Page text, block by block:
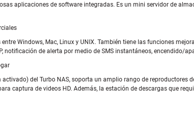
aplicaciones de software integradas. Es un mini servidor de
Windows, Mac, Linux y UNIX. También tiene las funciones
notificación de alerta por medio de SMS instantáneos, encendido/
del Turbo NAS, soporta un amplio rango de
captura de videos HD. Además, la estación de descargas que